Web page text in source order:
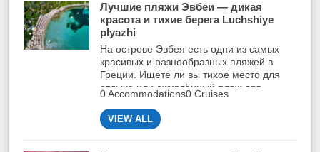
Лучшие пляжи Эвбеи — дикая
красота и тихие берега Luchshiye
plyazhi
На острове Эвбея есть одни из самых
красивых и разнообразных пляжей в
Греции. Ищете ли вы тихое место для
отдыха или оживлённый пляж для
семейного отдыха, вы найдёте всё это
здесь.
0 Accommodations0 Cruises
VIEW ALL